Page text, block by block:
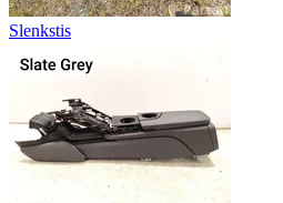
Slenkstis